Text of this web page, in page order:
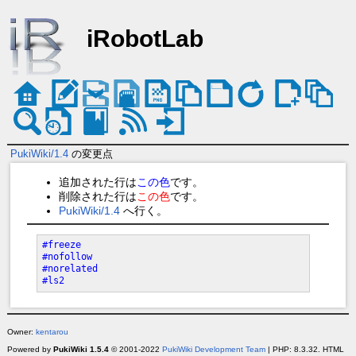
iRobotLab
PukiWiki/1.4の変更点
追加された行はこの色です。
削除された行はこの色です。
PukiWiki/1.4 へ行く。
#freeze
#nofollow
#norelated
#ls2
Owner: kentarou
Powered by PukiWiki 1.5.4© 2001-2022 PukiWiki Development Team| PHP: 8.3.32. HTML